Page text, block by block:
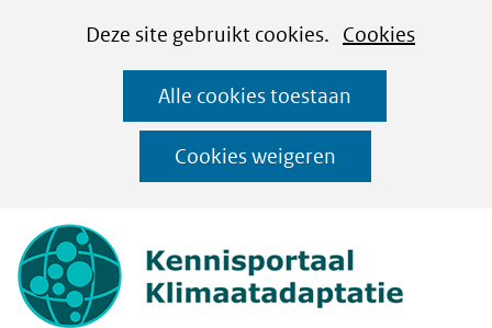
CookiesDeze site gebruikt cookies. Cookies
op
deze
website
Alle cookies toestaan
Cookies weigeren
Ga
naar
de
inhoud